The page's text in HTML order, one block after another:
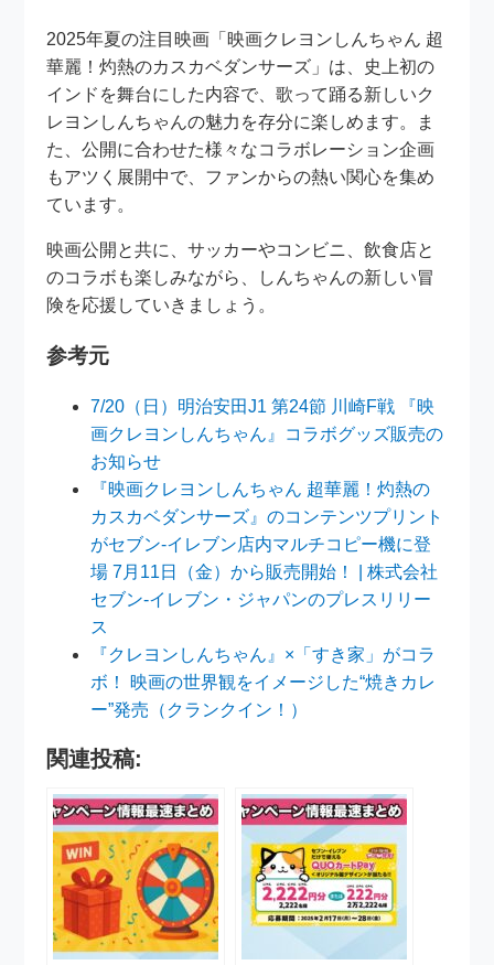
2025年夏の注目映画「映画クレヨンしんちゃん 超
華麗！灼熱のカスカベダンサーズ」は、史上初の
インドを舞台にした内容で、歌って踊る新しいク
レヨンしんちゃんの魅力を存分に楽しめます。ま
た、公開に合わせた様々なコラボレーション企画
もアツく展開中で、ファンからの熱い関心を集め
ています。
映画公開と共に、サッカーやコンビニ、飲食店と
のコラボも楽しみながら、しんちゃんの新しい冒
険を応援していきましょう。
参考元
7/20（日）明治安田J1 第24節 川崎F戦 『映
画クレヨンしんちゃん』コラボグッズ販売の
お知らせ
『映画クレヨンしんちゃん 超華麗！灼熱の
カスカベダンサーズ』のコンテンツプリント
がセブン‐イレブン店内マルチコピー機に登
場 7月11日（金）から販売開始！ | 株式会社
セブン‐イレブン・ジャパンのプレスリリー
ス
『クレヨンしんちゃん』×「すき家」がコラ
ボ！ 映画の世界観をイメージした“焼きカレ
ー”発売（クランクイン！）
関連投稿: